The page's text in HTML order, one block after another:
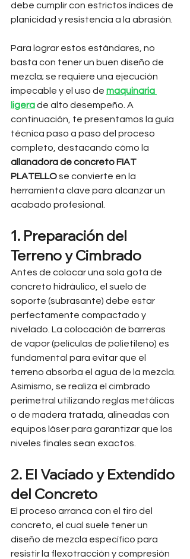
debe cumplir con estrictos índices de
planicidad y resistencia a la abrasión.
Para lograr estos estándares, no
basta con tener un buen diseño de
mezcla; se requiere una ejecución
impecable y el uso de maquinaria
ligera de alto desempeño. A
continuación, te presentamos la guía
técnica paso a paso del proceso
completo, destacando cómo la
allanadora de concreto FIAT
PLATELLO se convierte en la
herramienta clave para alcanzar un
acabado profesional.
1. Preparación del
Terreno y Cimbrado
Antes de colocar una sola gota de
concreto hidráulico, el suelo de
soporte (subrasante) debe estar
perfectamente compactado y
nivelado. La colocación de barreras
de vapor (películas de polietileno) es
fundamental para evitar que el
terreno absorba el agua de la mezcla.
Asimismo, se realiza el cimbrado
perimetral utilizando reglas metálicas
o de madera tratada, alineadas con
equipos láser para garantizar que los
niveles finales sean exactos.
2. El Vaciado y Extendido
del Concreto
El proceso arranca con el tiro del
concreto, el cual suele tener un
diseño de mezcla específico para
resistir la flexotracción y compresión